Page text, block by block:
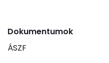
Dokumentumok
ÁSZF